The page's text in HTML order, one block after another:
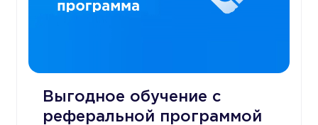
Выгодное обучение с
реферальной программой